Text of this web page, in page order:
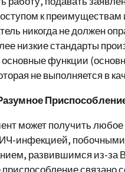
к преимуществам
никогда не должен
низкие стандарты
функции
не выполняется в
может получить
инфекцией,
развившимся из-за